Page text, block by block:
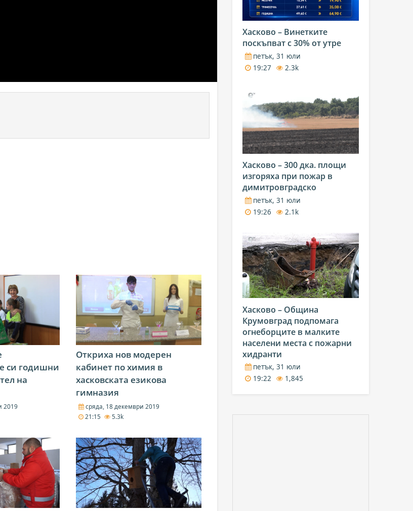
си годишни
на
2019
Откриха нов модерен
кабинет по химия в
хасковската езикова
гимназия
сряда, 18 декември 2019
21:15
5.3k
Хасково – Винетките
поскъпват с 30% от утре
петък, 31 юли
19:27
2.3k
Хасково – 300 дка. площи
изгоряха при пожар в
димитровградско
петък, 31 юли
19:26
2.1k
Хасково – Община
Крумовград подпомага
огнеборците в малките
населени места с пожарни
хидранти
петък, 31 юли
19:22
1,845